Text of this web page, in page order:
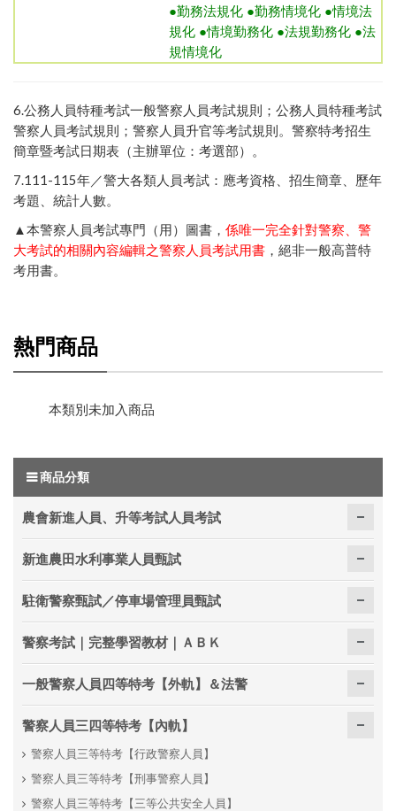
●勤務法規化 ●勤務情境化 ●情境法
規化 ●情境勤務化 ●法規勤務化 ●法
規情境化
6.公務人員特種考試一般警察人員考試規則 ； 公務人員特種考試
警察人員考試規則 ； 警察人員升官等考試規則 。 警察特考招生
簡章暨考試日期表（主辦單位：考選部）
。
7.111-115年／警大各類人員考試：應考資格、招生簡章、歷年
考題、統計人數。
▲本警察人員考試專門（用）圖書， 係唯一完全針對警察、警
大考試的相關內容編輯之警察人員考試用書 ，絕非一般高普特
考用書。
熱門商品
本類別未加入商品
商品分類
農會新進人員、升等考試人員考試
新進農田水利事業人員甄試
駐衛警察甄試／停車場管理員甄試
警察考試｜完整學習教材｜ＡＢＫ
一般警察人員四等特考【外軌】＆法警
警察人員三四等特考【內軌】
警察人員三等特考【行政警察人員】
警察人員三等特考【刑事警察人員】
警察人員三等特考【三等公共安全人員】